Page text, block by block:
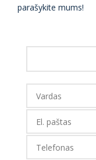
parašykite mums!